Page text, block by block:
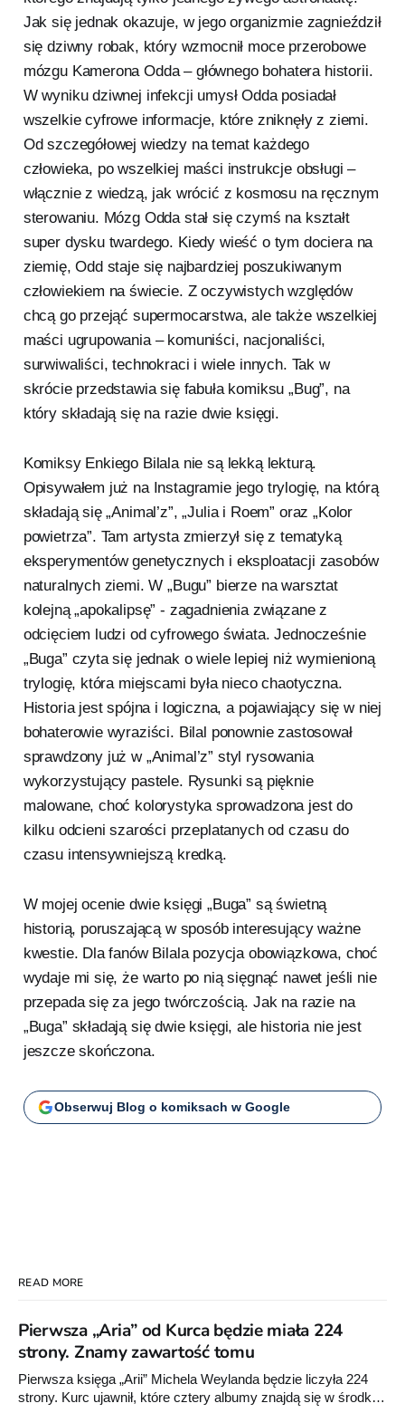
Jak się jednak okazuje, w jego organizmie zagnieździł
się dziwny robak, który wzmocnił moce przerobowe
mózgu Kamerona Odda – głównego bohatera historii.
W wyniku dziwnej infekcji umysł Odda posiadał
wszelkie cyfrowe informacje, które zniknęły z ziemi.
Od szczegółowej wiedzy na temat każdego
człowieka, po wszelkiej maści instrukcje obsługi –
włącznie z wiedzą, jak wrócić z kosmosu na ręcznym
sterowaniu. Mózg Odda stał się czymś na kształt
super dysku twardego. Kiedy wieść o tym dociera na
ziemię, Odd staje się najbardziej poszukiwanym
człowiekiem na świecie. Z oczywistych względów
chcą go przejąć supermocarstwa, ale także wszelkiej
maści ugrupowania – komuniści, nacjonaliści,
surwiwaliści, technokraci i wiele innych. Tak w
skrócie przedstawia się fabuła komiksu „Bug”, na
który składają się na razie dwie księgi.
Komiksy Enkiego Bilala nie są lekką lekturą.
Opisywałem już na Instagramie jego trylogię, na którą
składają się „Animal’z”, „Julia i Roem” oraz „Kolor
powietrza”. Tam artysta zmierzył się z tematyką
eksperymentów genetycznych i eksploatacji zasobów
naturalnych ziemi. W „Bugu” bierze na warsztat
kolejną „apokalipsę” - zagadnienia związane z
odcięciem ludzi od cyfrowego świata. Jednocześnie
„Buga” czyta się jednak o wiele lepiej niż wymienioną
trylogię, która miejscami była nieco chaotyczna.
Historia jest spójna i logiczna, a pojawiający się w niej
bohaterowie wyraziści. Bilal ponownie zastosował
sprawdzony już w „Animal’z” styl rysowania
wykorzystujący pastele. Rysunki są pięknie
malowane, choć kolorystyka sprowadzona jest do
kilku odcieni szarości przeplatanych od czasu do
czasu intensywniejszą kredką.
W mojej ocenie dwie księgi „Buga” są świetną
historią, poruszającą w sposób interesujący ważne
kwestie. Dla fanów Bilala pozycja obowiązkowa, choć
wydaje mi się, że warto po nią sięgnąć nawet jeśli nie
przepada się za jego twórczością. Jak na razie na
„Buga” składają się dwie księgi, ale historia nie jest
jeszcze skończona.
Obserwuj Blog o komiksach w Google
READ MORE
Pierwsza „Aria” od Kurca będzie miała 224
strony. Znamy zawartość tomu
Pierwsza księga „Arii” Michela Weylanda będzie liczyła 224
strony. Kurc ujawnił, które cztery albumy znajdą się w środku i